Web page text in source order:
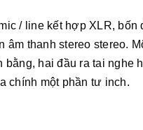
/ line kết hợp XLR,
âm thanh stereo stereo.
bằng, hai đầu ra tai
chính một phần tư inch.